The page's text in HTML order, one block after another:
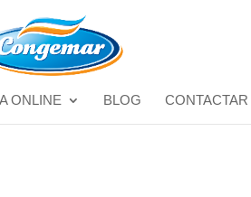
ONLINE BLOG CONTACTAR